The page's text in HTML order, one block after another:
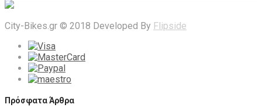
City-Bikes.gr © 2018 Developed By Flipside
Πρόσφατα Άρθρα